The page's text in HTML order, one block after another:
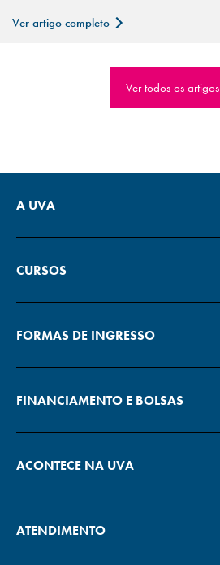
Ver artigo completo
Ver todos os artigos
A UVA
CURSOS
FORMAS DE INGRESSO
FINANCIAMENTO E BOLSAS
ACONTECE NA UVA
ATENDIMENTO